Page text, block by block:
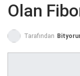
Olan
Tarafından